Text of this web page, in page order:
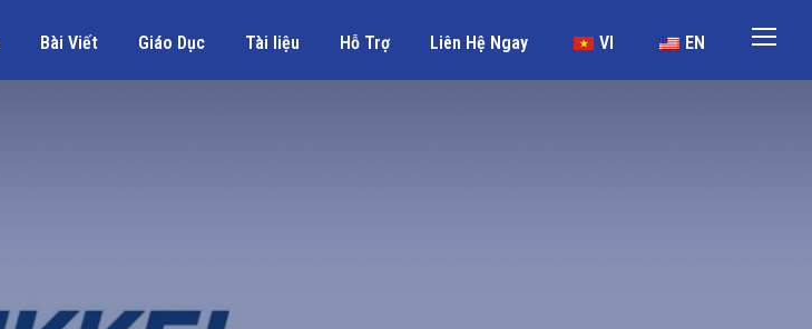
Bài Viết Giáo Dục Tài liệu Hỗ Trợ Liên Hệ Ngay VI EN